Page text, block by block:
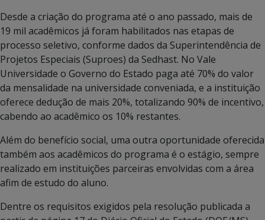
Desde a criação do programa até o ano passado, mais de
19 mil acadêmicos já foram habilitados nas etapas de
processo seletivo, conforme dados da Superintendência de
Projetos Especiais (Suproes) da Sedhast. No Vale
Universidade o Governo do Estado paga até 70% do valor
da mensalidade na universidade conveniada, e a instituição
oferece dedução de mais 20%, totalizando 90% de incentivo,
cabendo ao acadêmico os 10% restantes.
Além do benefício social, uma outra oportunidade oferecida
também aos acadêmicos do programa é o estágio, sempre
realizado em instituições parceiras envolvidas com a área
afim de estudo do aluno.
Dentre os requisitos exigidos pela resolução publicada a